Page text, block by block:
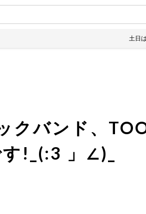
土日は全品
クバンド、
!_(:3 」∠)_